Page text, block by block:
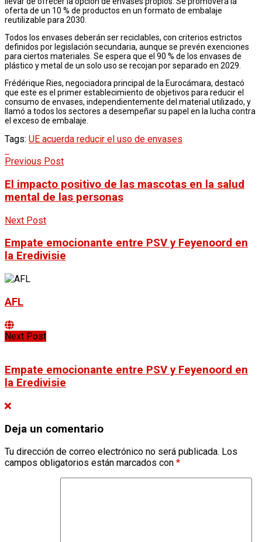
oferta de un 10 % de productos en un formato de embalaje
reutilizable para 2030.
Todos los envases deberán ser reciclables, con criterios estrictos
definidos por legislación secundaria, aunque se prevén exenciones
para ciertos materiales. Se espera que el 90 % de los envases de
plástico y metal de un solo uso se recojan por separado en 2029.
Frédérique Ries, negociadora principal de la Eurocámara, destacó
que este es el primer establecimiento de objetivos para reducir el
consumo de envases, independientemente del material utilizado, y
llamó a todos los sectores a desempeñar su papel en la lucha contra
el exceso de embalaje.
Tags: UE acuerda reducir el uso de envases
Previous Post
El impacto positivo de las mascotas en la salud
mental de las personas
Next Post
Empate emocionante entre PSV y Feyenoord en
la Eredivisie
AFL
Next Post
Empate emocionante entre PSV y Feyenoord en
la Eredivisie
Deja un comentario
Tu dirección de correo electrónico no será publicada. Los
campos obligatorios están marcados con *